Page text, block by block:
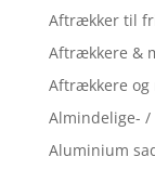
Aftrækker til
Aftrækkere &
Aftrækkere og
Almindelige-
Aluminium